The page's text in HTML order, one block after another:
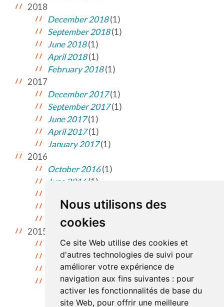
Nous utilisons des
cookies
Ce site Web utilise des cookies et
d'autres technologies de suivi pour
améliorer votre expérience de
navigation aux fins suivantes : pour
activer les fonctionnalités de base du
site Web, pour offrir une meilleure
2018
December 2018(1)
September 2018(1)
June 2018(1)
April 2018(1)
February 2018(1)
2017
December 2017(1)
September 2017(1)
June 2017(1)
April 2017(1)
January 2017(1)
2016
October 2016(1)
June 2016(1)
April 2016(1)
February 2016(1)
2015
November 2015(1)
September 2015(1)
June 2015(1)
April 2015(1)